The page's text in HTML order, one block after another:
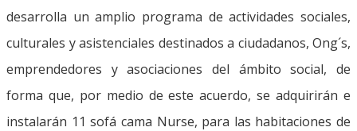
desarrolla un amplio programa de actividades sociales,
culturales y asistenciales destinados a ciudadanos, Ong´s,
emprendedores y asociaciones del ámbito social, de
forma que, por medio de este acuerdo, se adquirirán e
instalarán 11 sofá cama Nurse, para las habitaciones de